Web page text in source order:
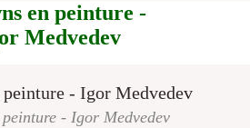
en peinture -
Medvedev
- Igor Medvedev